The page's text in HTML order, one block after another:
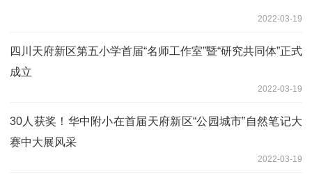
2022-03-19
四川天府新区第五小学首届“名师工作室”暨“研究共同体”正式
成立
2022-03-19
30人获奖！华中附小在首届天府新区“公园城市”自然笔记大
赛中大展风采
2022-03-19